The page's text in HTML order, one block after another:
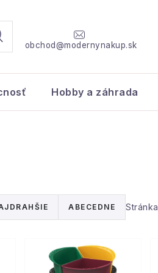
obchod@modernynakup.sk
Hobby a záhrada
Stránka
ABECEDNE